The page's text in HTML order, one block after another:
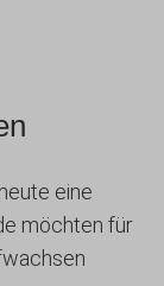
eine
möchten für